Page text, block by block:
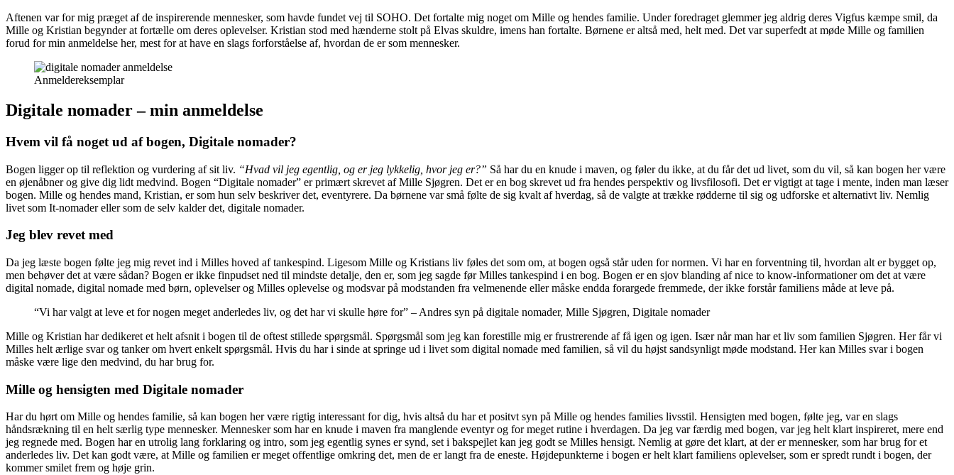
Aftenen var for mig præget af de inspirerende mennesker, som havde fundet vej til SOHO. Det fortalte mig noget om Mille og hendes familie. Under foredraget glemmer jeg aldrig deres Vigfus kæmpe smil, da
Mille og Kristian begynder at fortælle om deres oplevelser. Kristian stod med hænderne stolt på Elvas skuldre, imens han fortalte. Børnene er altså med, helt med. Det var superfedt at møde Mille og familien
forud for min anmeldelse her, mest for at have en slags forforståelse af, hvordan de er som mennesker.
Anmeldereksemplar
Digitale nomader – min anmeldelse
Hvem vil få noget ud af bogen, Digitale nomader?
Bogen ligger op til reflektion og vurdering af sit liv. “Hvad vil jeg egentlig, og er jeg lykkelig, hvor jeg er?” Så har du en knude i maven, og føler du ikke, at du får det ud livet, som du vil, så kan bogen her være
en øjenåbner og give dig lidt medvind. Bogen “Digitale nomader” er primært skrevet af Mille Sjøgren. Det er en bog skrevet ud fra hendes perspektiv og livsfilosofi. Det er vigtigt at tage i mente, inden man læser
bogen. Mille og hendes mand, Kristian, er som hun selv beskriver det, eventyrere. Da børnene var små følte de sig kvalt af hverdag, så de valgte at trække rødderne til sig og udforske et alternativt liv. Nemlig
livet som It-nomader eller som de selv kalder det, digitale nomader.
Jeg blev revet med
Da jeg læste bogen følte jeg mig revet ind i Milles hoved af tankespind. Ligesom Mille og Kristians liv føles det som om, at bogen også står uden for normen. Vi har en forventning til, hvordan alt er bygget op,
men behøver det at være sådan? Bogen er ikke finpudset ned til mindste detalje, den er, som jeg sagde før Milles tankespind i en bog. Bogen er en sjov blanding af nice to know-informationer om det at være
digital nomade, digital nomade med børn, oplevelser og Milles oplevelse og modsvar på modstanden fra velmenende eller måske endda forargede fremmede, der ikke forstår familiens måde at leve på.
“Vi har valgt at leve et for nogen meget anderledes liv, og det har vi skulle høre for” – Andres syn på digitale nomader, Mille Sjøgren, Digitale nomader
Mille og Kristian har dedikeret et helt afsnit i bogen til de oftest stillede spørgsmål. Spørgsmål som jeg kan forestille mig er frustrerende af få igen og igen. Især når man har et liv som familien Sjøgren. Her får vi
Milles helt ærlige svar og tanker om hvert enkelt spørgsmål. Hvis du har i sinde at springe ud i livet som digital nomade med familien, så vil du højst sandsynligt møde modstand. Her kan Milles svar i bogen
måske være lige den medvind, du har brug for.
Mille og hensigten med Digitale nomader
Har du hørt om Mille og hendes familie, så kan bogen her være rigtig interessant for dig, hvis altså du har et positvt syn på Mille og hendes families livsstil. Hensigten med bogen, følte jeg, var en slags
håndsrækning til en helt særlig type mennesker. Mennesker som har en knude i maven fra manglende eventyr og for meget rutine i hverdagen. Da jeg var færdig med bogen, var jeg helt klart inspireret, mere end
jeg regnede med. Bogen har en utrolig lang forklaring og intro, som jeg egentlig synes er synd, set i bakspejlet kan jeg godt se Milles hensigt. Nemlig at gøre det klart, at der er mennesker, som har brug for et
anderledes liv. Det kan godt være, at Mille og familien er meget offentlige omkring det, men de er langt fra de eneste. Højdepunkterne i bogen er helt klart familiens oplevelser, som er spredt rundt i bogen, der
kommer smilet frem og høje grin.